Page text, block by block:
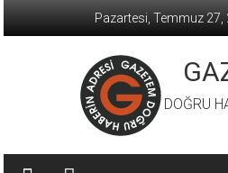
Pazartesi, Temmuz 27,
DOĞRU